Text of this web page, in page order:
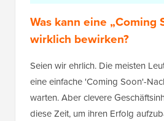
Was kann eine „Coming
wirklich bewirken?
Seien wir ehrlich. Die meisten
eine einfache 'Coming Soon'-
warten. Aber clevere
diese Zeit, um ihren Erfolg